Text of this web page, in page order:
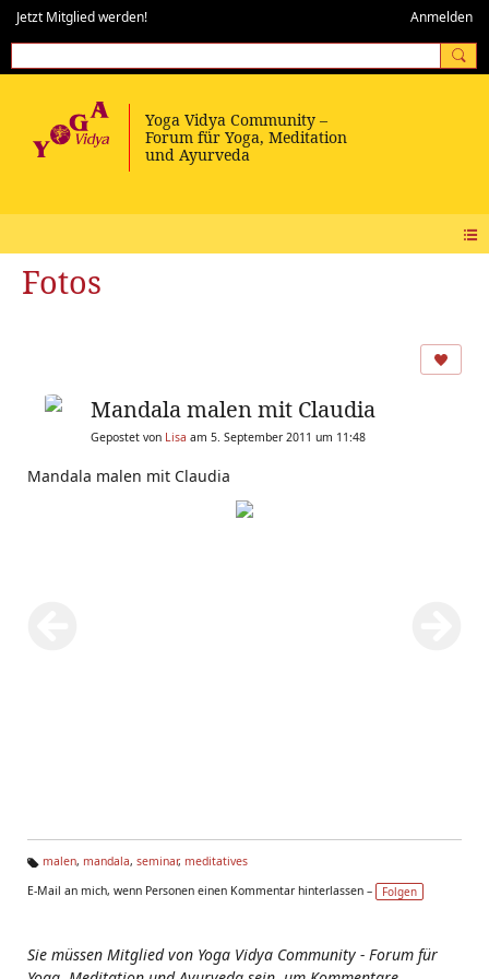
Jetzt Mitglied werden! Anmelden
Fotos
Mandala malen mit Claudia
Gepostet von Lisa am 5. September 2011 um 11:48
Mandala malen mit Claudia
g
malen, mandala, seminar, meditatives
E-Mail an mich, wenn Personen einen Kommentar hinterlassen –
Folgen
Sie müssen Mitglied von Yoga Vidya Community - Forum für